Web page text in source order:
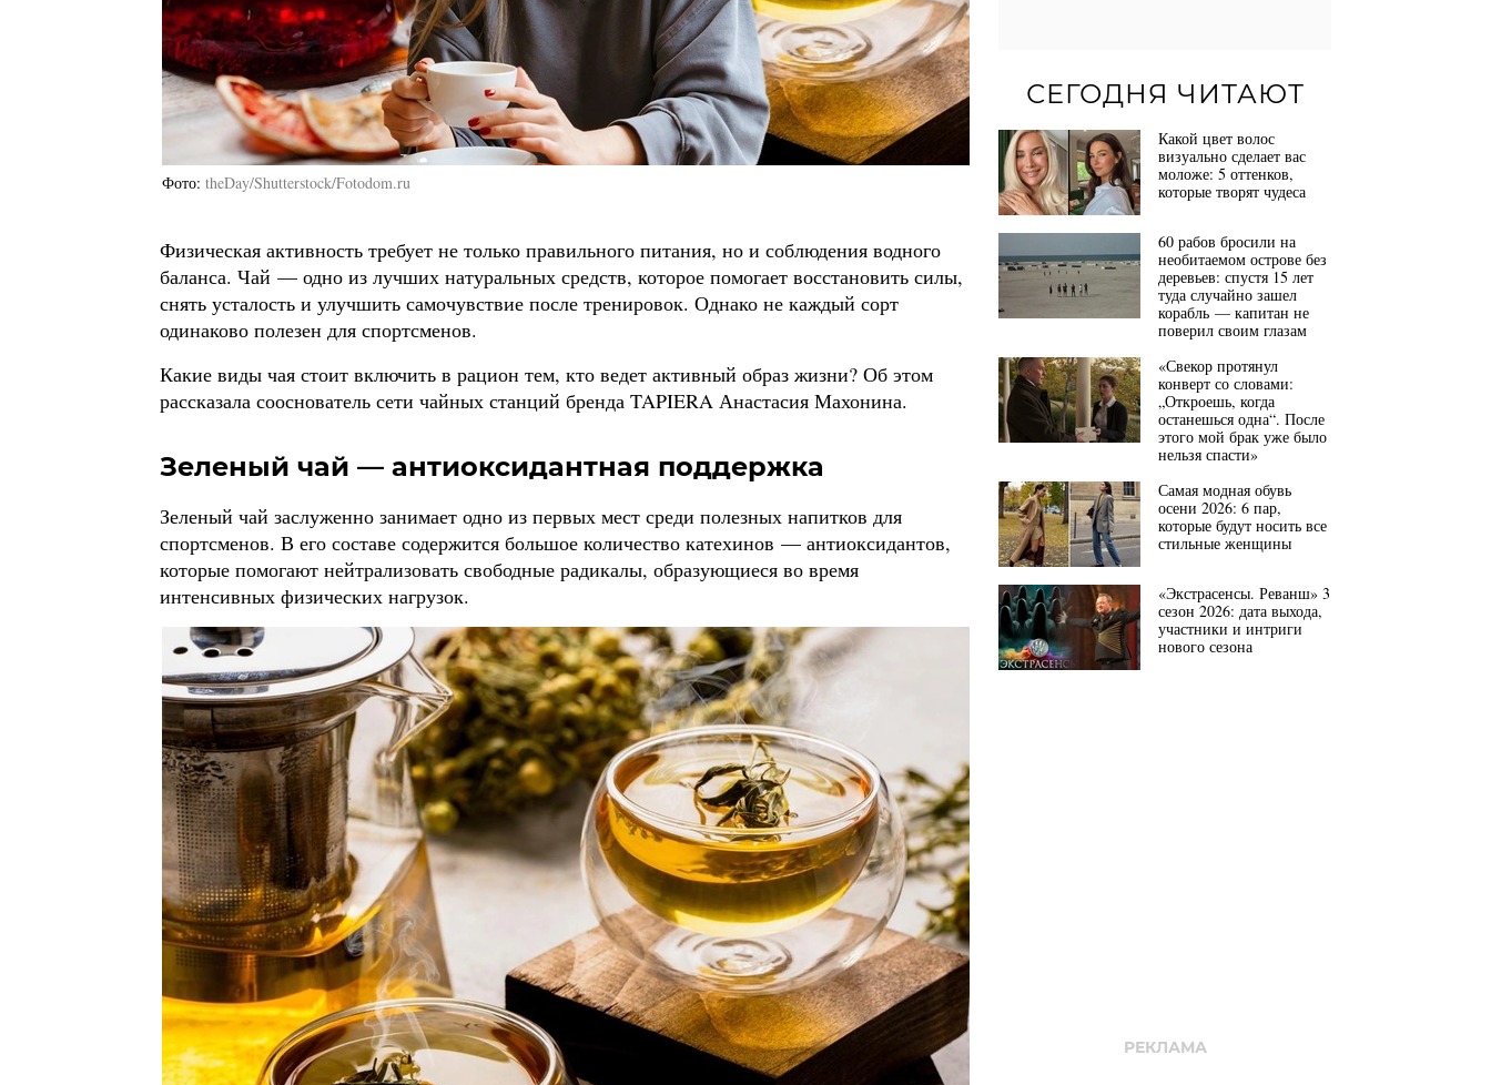
Фото theDay/Shutterstock/Fotodom.ru
Физическая активность требует не только правильного питания, но и соблюдения водного
баланса. Чай — одно из лучших натуральных средств, которое помогает восстановить силы,
снять усталость и улучшить самочувствие после тренировок. Однако не каждый сорт
одинаково полезен для спортсменов.
Какие виды чая стоит включить в рацион тем, кто ведет активный образ жизни? Об этом
рассказала сооснователь сети чайных станций бренда TAPIERA Анастасия Махонина.
Зеленый чай — антиоксидантная поддержка
Зеленый чай заслуженно занимает одно из первых мест среди полезных напитков для
спортсменов. В его составе содержится большое количество катехинов — антиоксидантов,
которые помогают нейтрализовать свободные радикалы, образующиеся во время
интенсивных физических нагрузок.
СЕГОДНЯ ЧИТАЮТ
Какой цвет волос
визуально сделает вас
моложе: 5 оттенков,
которые творят чудеса
60 рабов бросили на
необитаемом острове без
деревьев: спустя 15 лет
туда случайно зашел
корабль — капитан не
поверил своим глазам
«Свекор протянул
конверт со словами:
„Откроешь, когда
останешься одна“. После
этого мой брак уже было
нельзя спасти»
Самая модная обувь
осени 2026: 6 пар,
которые будут носить все
стильные женщины
«Экстрасенсы. Реванш» 3
сезон 2026: дата выхода,
участники и интриги
нового сезона